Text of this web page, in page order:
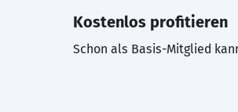
Kostenlos profitieren
Schon als Basis-Mitglied